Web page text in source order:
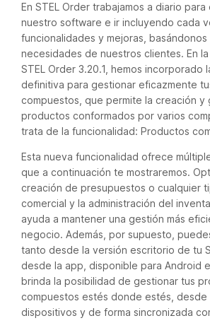
En STEL Order trabajamos a diario
nuestro software e ir incluyendo cada
funcionalidades y mejoras, basándonos
necesidades de nuestros clientes. En la
STEL Order 3.20.1, hemos incorporado
definitiva para gestionar eficazmente
compuestos, que permite la creación y
productos conformados por varios
trata de la funcionalidad: Productos
Esta nueva funcionalidad ofrece
que a continuación te mostraremos.
creación de presupuestos o cualquier
comercial y la administración del
ayuda a mantener una gestión más
negocio. Además, por supuesto,
tanto desde la versión escritorio de tu
desde la app, disponible para Android
brinda la posibilidad de gestionar tus
compuestos estés donde estés, desde
dispositivos y de forma sincronizada